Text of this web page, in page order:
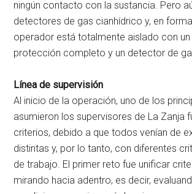
ningún contacto con la sustancia. Pero
detectores de gas cianhídrico y, en
operador está totalmente aislado con un
protección completo y un detector de
Línea de supervisión
Al inicio de la operación, uno de los
asumieron los supervisores de La Zanja
criterios, debido a que todos venían de
distintas y, por lo tanto, con diferentes
de trabajo. El primer reto fue unificar
mirando hacia adentro, es decir,